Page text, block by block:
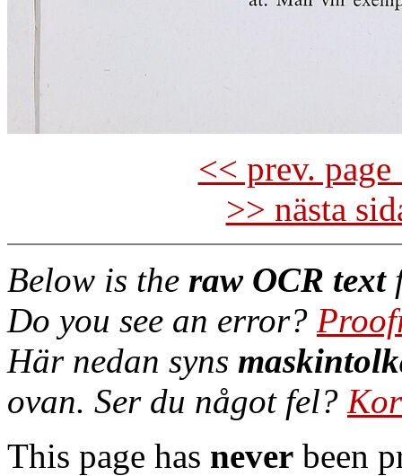
<< prev.
>> nästa
Below is the raw OCR text
Do you see an error?
Här nedan syns
ovan. Ser du något fel?
This page has never been